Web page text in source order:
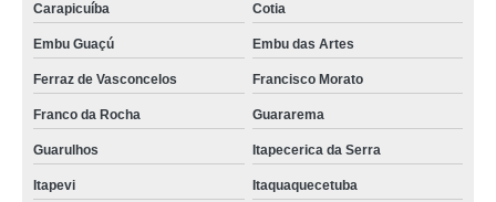
Carapicuíba Cotia
Embu Guaçú Embu das Artes
Ferraz de Vasconcelos Francisco Morato
Franco da Rocha Guararema
Guarulhos Itapecerica da Serra
Itapevi Itaquaquecetuba